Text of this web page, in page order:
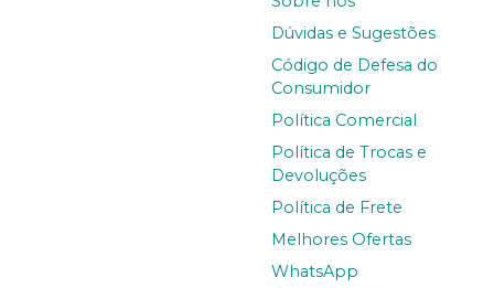
Dúvidas e Sugestões
Código de Defesa do
Consumidor
Política Comercial
Política de Trocas e
Devoluções
Política de Frete
Melhores Ofertas
WhatsApp